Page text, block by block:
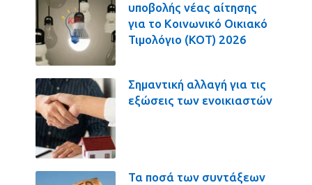
υποβολής νέας αίτησης
για το Κοινωνικό Οικιακό
Τιμολόγιο (ΚΟΤ) 2026
Σημαντική αλλαγή για τις
εξώσεις των ενοικιαστών
Τα ποσά των συντάξεων